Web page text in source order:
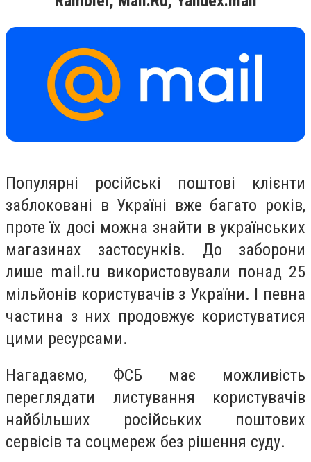
Популярні російські поштові клієнти
заблоковані в Україні вже багато років,
проте їх досі можна знайти в українських
магазинах застосунків. До заборони
лише mail.ru використовували понад 25
мільйонів користувачів з України. І певна
частина з них продовжує користуватися
цими ресурсами.
Нагадаємо, ФСБ має можливість
переглядати листування користувачів
найбільших російських поштових
сервісів та соцмереж без рішення суду.